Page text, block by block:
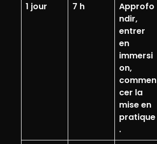
1 jour 7 h
Approfo
ndir,
entrer
en
immersi
on,
commen
cer la
mise en
pratique
.